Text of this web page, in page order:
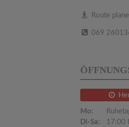
Route
069
Mo:
Di-Sa:
17:00